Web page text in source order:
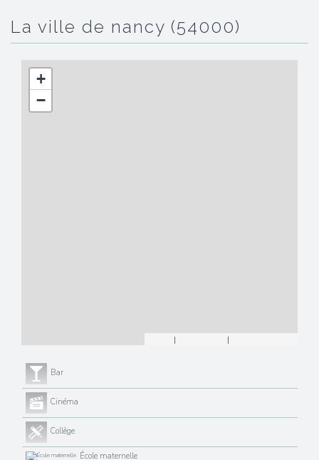
la ville de nancy (54000)
+
−
| |
Bar
Cinéma
Collège
École maternelle